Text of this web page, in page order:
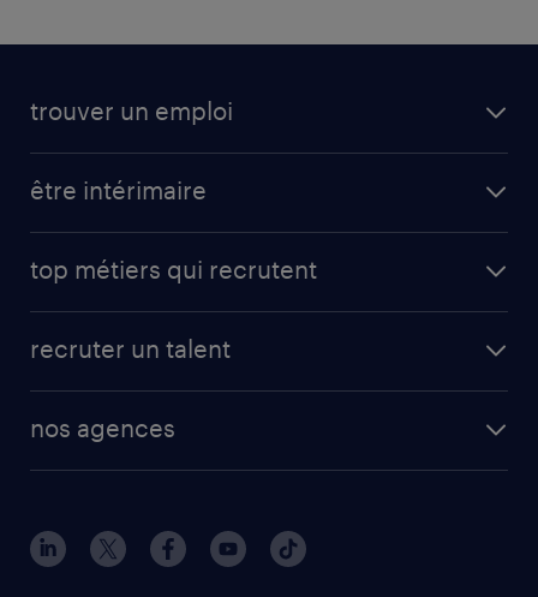
trouver un emploi
créer un compte candidat
être intérimaire
app talent / portail web
top métiers qui recrutent
manutentionnaire
recruter un talent
solutions opérationnelles
contact entreprise
faq intérim / recrutement
nos agences
nos agences par ville
nos agences par région